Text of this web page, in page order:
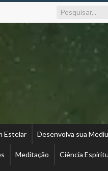
Estelar Desenvolva sua
Meditação Ciência